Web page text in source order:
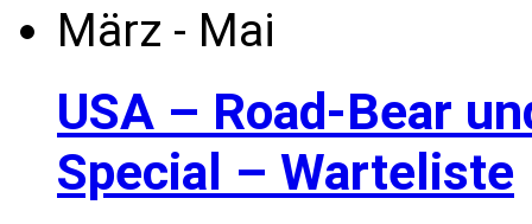
März - Mai
USA – Road-Bear
Special – Warteliste